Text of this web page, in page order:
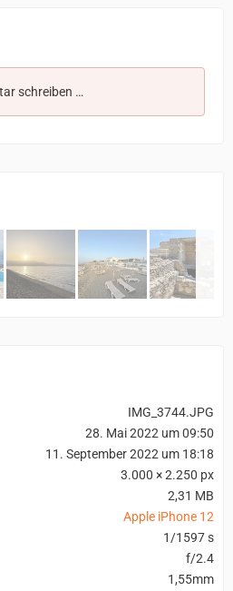
schreiben …
IMG_3744.JPG
28. Mai 2022 um 09:50
11. September 2022 um 18:18
3.000 × 2.250 px
2,31 MB
Apple iPhone 12
1/1597 s
f/2.4
1,55mm